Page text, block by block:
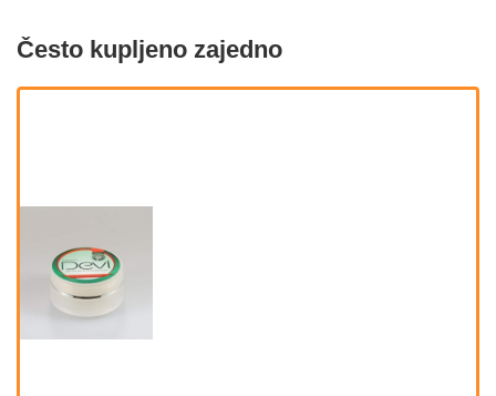
Često kupljeno zajedno